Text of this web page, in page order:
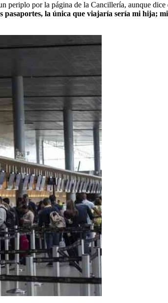
periplo por la página de la Cancillería, aunque
la única que viajaría sería mi hija;